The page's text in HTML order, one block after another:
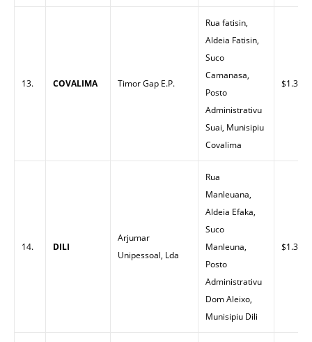
13. COVALIMA Timor Gap E.P.
Rua fatisin,
Aldeia Fatisin,
Suco
Camanasa,
Posto
Administrativu
Suai, Munisipiu
Covalima
$1.38
14. DILI
Arjumar
Unipessoal, Lda
Rua
Manleuana,
Aldeia Efaka,
Suco
Manleuna,
Posto
Administrativu
Dom Aleixo,
Munisipiu Dili
$1.30